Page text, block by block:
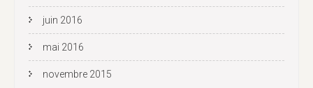
juin 2016
mai 2016
novembre 2015